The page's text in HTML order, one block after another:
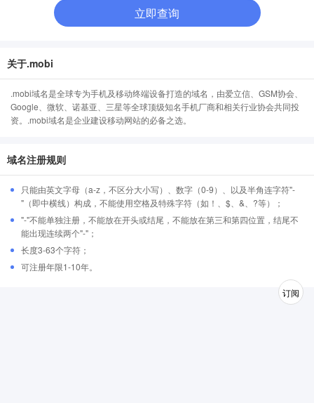
立即查询
关于.mobi
.mobi域名是全球专为手机及移动终端设备打造的域名，由爱立信、GSM协会、
Google、微软、诺基亚、三星等全球顶级知名手机厂商和相关行业协会共同投
资。.mobi域名是企业建设移动网站的必备之选。
域名注册规则
只能由英文字母（a-z，不区分大小写）、数字（0-9）、以及半角连字符"-
"（即中横线）构成，不能使用空格及特殊字符（如！、$、&、?等）；
"-"不能单独注册，不能放在开头或结尾，不能放在第三和第四位置，结尾不
能出现连续两个"-"；
长度3-63个字符；
可注册年限1-10年。
订阅